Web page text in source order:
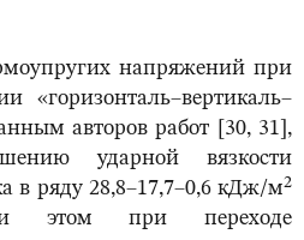
напряжений при
«горизонталь–вертикаль–
авторов работ [30, 31],
ударной вязкости
в ряду 28,8–17,7–0,6 кДж/м2
этом при переходе